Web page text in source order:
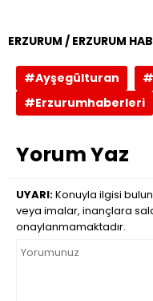
ERZURUM / ERZURUM
#Ayşegülturan
#Erzurumhaberleri
Yorum Yaz
UYARI:Konuyla ilgisi
veya imalar, inançlara
onaylanmamaktadır.